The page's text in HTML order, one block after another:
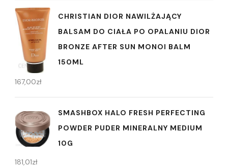
CHRISTIAN DIOR NAWILŻAJĄCY
BALSAM DO CIAŁA PO OPALANIU DIOR
BRONZE AFTER SUN MONOI BALM
150ML
167,00zł
SMASHBOX HALO FRESH PERFECTING
POWDER PUDER MINERALNY MEDIUM
10G
181,01zł